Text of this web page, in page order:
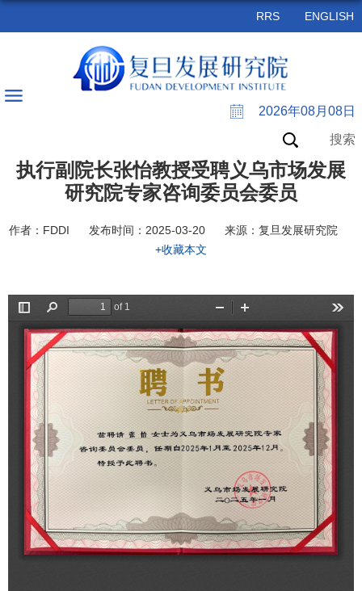
RRS ENGLISH
2026年08月08日
搜索
执行副院长张怡教授受聘义乌市场发展
研究院专家咨询委员会委员
作者：FDDI 发布时间：2025-03-20
来源：复旦发展研究院
+收藏本文